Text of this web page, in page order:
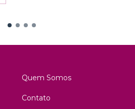
Quem Somos
Contato